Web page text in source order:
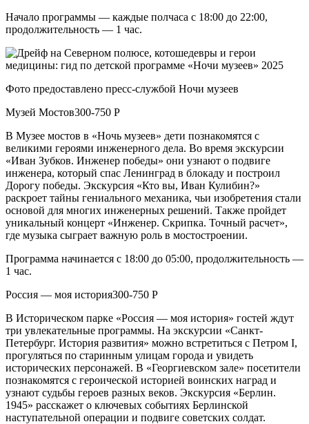
Начало программы — каждые полчаса с 18:00 до 22:00,
продолжительность — 1 час.
Фото предоставлено пресс-службой Ночи музеев
Музей Мостов300-750 Р
В Музее мостов в «Ночь музеев» дети познакомятся с
великими героями инженерного дела. Во время экскурсии
«Иван Зубков. Инженер победы» они узнают о подвиге
инженера, который спас Ленинград в блокаду и построил
Дорогу победы. Экскурсия «Кто вы, Иван Кулибин?»
раскроет тайны гениального механика, чьи изобретения стали
основой для многих инженерных решений. Также пройдет
уникальный концерт «Инженер. Скрипка. Точный расчет»,
где музыка сыграет важную роль в мостостроении.
Программа начинается с 18:00 до 05:00, продолжительность —
1 час.
Россия — моя история300-750 Р
В Историческом парке «Россия — моя история» гостей ждут
три увлекательные программы. На экскурсии «Санкт-
Петербург. История развития» можно встретиться с Петром I,
прогуляться по старинным улицам города и увидеть
исторических персонажей. В «Георгиевском зале» посетители
познакомятся с героической историей воинских наград и
узнают судьбы героев разных веков. Экскурсия «Берлин.
1945» расскажет о ключевых событиях Берлинской
наступательной операции и подвиге советских солдат.